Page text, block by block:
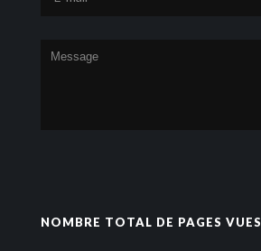
NOMBRE TOTAL DE PAGES VUES